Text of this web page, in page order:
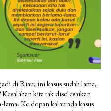
di Riau, ini kasus sudah lama,
kita tak diselesaikan
Ke depan kalau ada kasus